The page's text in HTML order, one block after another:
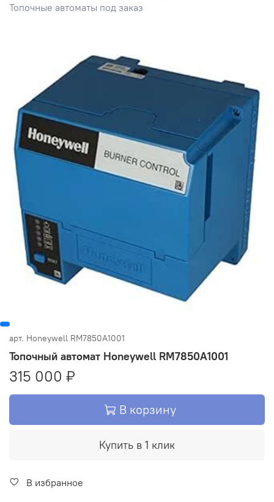
Топочные автоматы под заказ
арт. Honeywell RM7850A1001
Топочный автомат Honeywell RM7850A1001
315 000 ₽
В корзину
Купить в 1 клик
В избранное